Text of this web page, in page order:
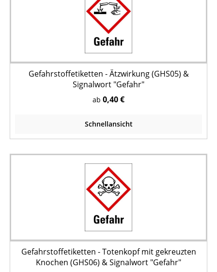
Gefahrstoffetiketten - Ätzwirkung (GHS05) &
Signalwort "Gefahr"
ab 0,40 €
Schnellansicht
Gefahrstoffetiketten - Totenkopf mit gekreuzten
Knochen (GHS06) & Signalwort "Gefahr"